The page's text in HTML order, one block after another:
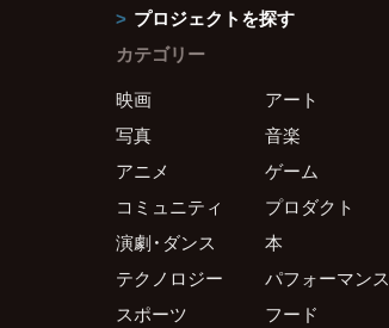
プロジェクトを探す
カテゴリー
映画
アート
写真
音楽
アニメ
ゲーム
コミュニティ
プロダクト
演劇・ダンス
本
テクノロジー
パフォーマンス
スポーツ
フード